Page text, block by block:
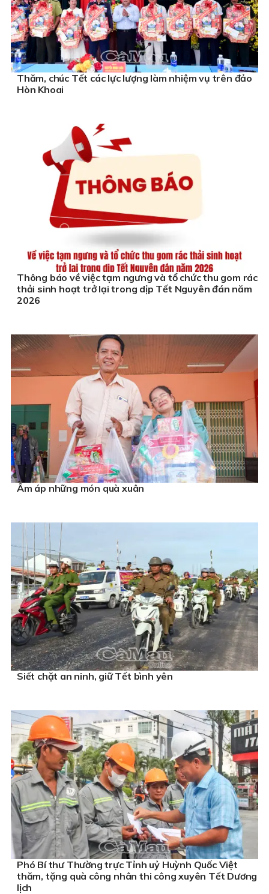
Thăm, chúc Tết các lực lượng làm nhiệm vụ trên đảo
Hòn Khoai
Thông báo về việc tạm ngưng và tổ chức thu gom rác
thải sinh hoạt trở lại trong dịp Tết Nguyên đán năm
2026
Ấm áp những món quà xuân
Siết chặt an ninh, giữ Tết bình yên
Phó Bí thư Thường trực Tỉnh uỷ Huỳnh Quốc Việt
thăm, tặng quà công nhân thi công xuyên Tết Dương
lịch